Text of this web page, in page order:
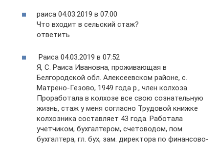
раиса 04.03.2019 в 07:00
Что входит в сельский стаж?
ответить
Раиса 04.03.2019 в 07:52
Я, С. Раиса Ивановна, проживающая в
Белгородской обл. Алексеевском районе, с.
Матрено-Гезово, 1949 года р., член колхоза.
Проработала в колхозе все свою сознательную
жизнь, стаж у меня согласно Трудовой книжке
колхозника составляет 43 года. Работала
учетчиком, бухгалтером, счетоводом, пом.
бухгалтера, гл. бух, зам. директора по финансово-